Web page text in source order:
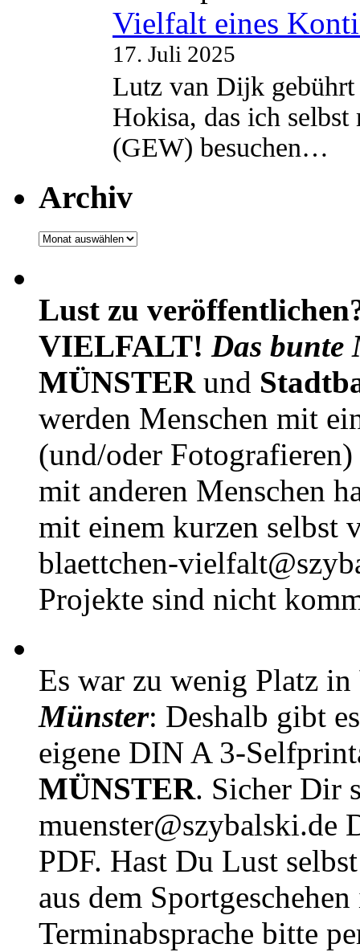
Vielfalt eines
17. Juli 2025
Lutz van Dijk
Hokisa, das ich
(GEW) besuchen…
Archiv
Archiv
Lust zu
VIELFALT! Das bunte
MÜNSTERund
werden Menschen mit
(und/oder
mit anderen Menschen
mit einem kurzen selbst
blaettchen-
Projekte sind nicht
Es war zu wenig Platz in
Münster: Deshalb gibt
eigene DIN A 3-
MÜNSTER. Sicher Dir
muenster@szybalski.de
PDF. Hast Du Lust
aus dem
Terminabsprache bitte